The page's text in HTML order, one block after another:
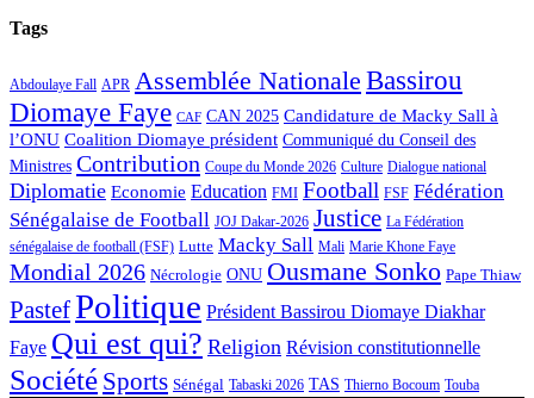
Tags
Abdoulaye Fall APR Assemblée Nationale Bassirou
Diomaye Faye CAF CAN 2025 Candidature de Macky Sall à
l’ONU Coalition Diomaye président Communiqué du Conseil des
Ministres Contribution Coupe du Monde 2026 Culture Dialogue national
Diplomatie Economie Education FMI Football FSF Fédération
Sénégalaise de Football JOJ Dakar-2026 Justice La Fédération
sénégalaise de football (FSF) Lutte Macky Sall Mali Marie Khone Faye
Mondial 2026 Nécrologie ONU Ousmane Sonko Pape Thiaw
PastefPolitique Président Bassirou Diomaye Diakhar
Faye Qui est qui? Religion Révision constitutionnelle
Société Sports Sénégal Tabaski 2026 TAS Thierno Bocoum Touba